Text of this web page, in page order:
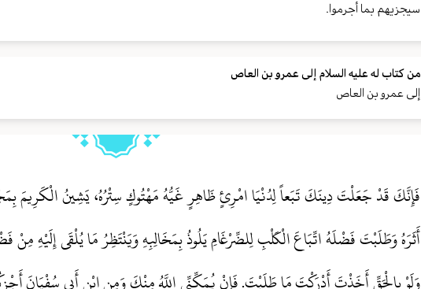
سيجزيهم بما أجرموا.
من كتاب له عليه السلام إلى عمرو بن العاص
إلى عمرو بن العاص
فَإِنَّكَ قَدْ جَعَلْتَ دِينَكَ تَبَعاً لِدُنْيَا امْرِئٍ ظَاهِرٍ غَيُّهُ مَهْتُوكٍ سِتْرُهُ، يَشِينُ الْكَرِيمَ
أَثَرَهُ وَطَلَبْتَ فَضْلَهُ اتِّبَاعَ الْكَلْبِ لِلضِّرْغَامِ يَلُوذُ بِمَخَالِبِهِ وَيَنْتَظِرُ مَا يُلْقَى إِلَيْهِ
وَلَوْ بِالْحَقِّ أَخَذْتَ أَدْرَكْتَ مَا طَلَبْتَ. فَإِنْ يُمَكِّنِّي اللَّهُ مِنْكَ وَمِنِ ابْنِ أَبِي سُفْيَانَ